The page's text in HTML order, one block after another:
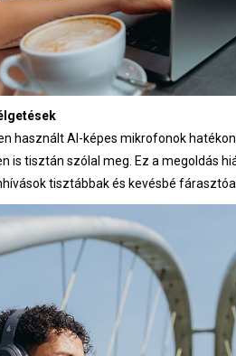
használt AI-képes mikrofonok
is tisztán szólal meg. Ez a megoldás
tisztábbak és kevésbé